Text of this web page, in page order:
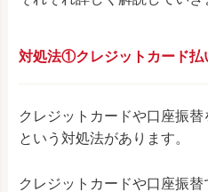
対処法①クレジットカード払
クレジットカードや口座振替
という対処法があります。
クレジットカードや口座振